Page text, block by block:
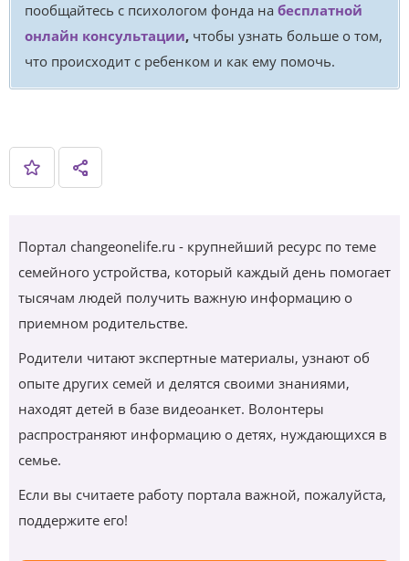
пообщайтесь с психологом фонда на бесплатной
онлайн консультации, чтобы узнать больше о том,
что происходит с ребенком и как ему помочь.
Портал changeonelife.ru - крупнейший ресурс по теме
семейного устройства, который каждый день помогает
тысячам людей получить важную информацию о
приемном родительстве.
Родители читают экспертные материалы, узнают об
опыте других семей и делятся своими знаниями,
находят детей в базе видеоанкет. Волонтеры
распространяют информацию о детях, нуждающихся в
семье.
Если вы считаете работу портала важной, пожалуйста,
поддержите его!